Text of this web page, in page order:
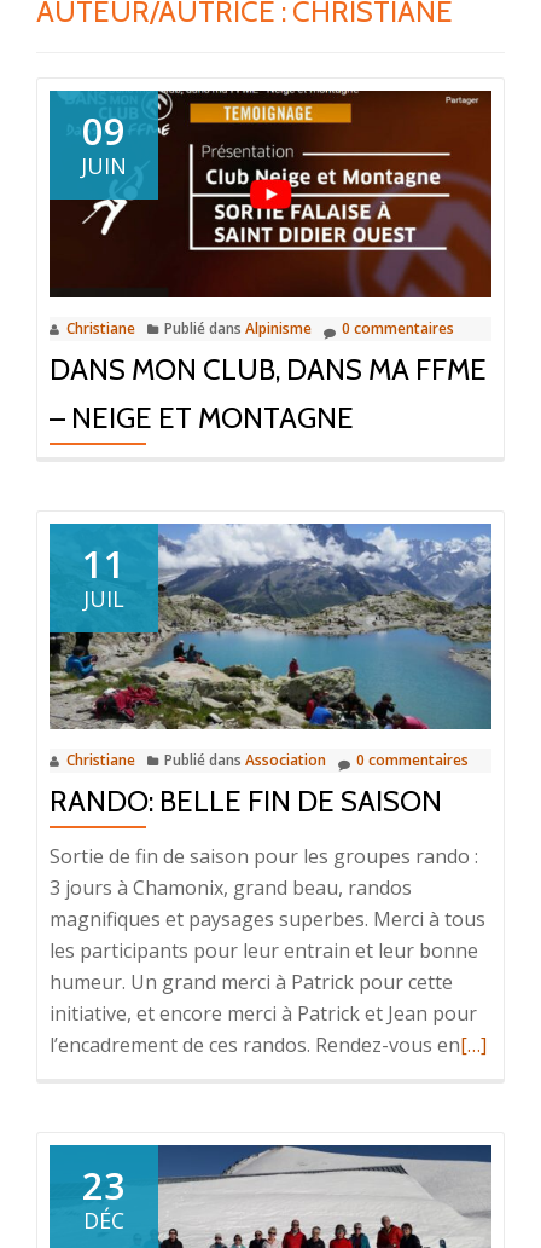
AUTEUR/AUTRICE : CHRISTIANE
09
JUIN
Christiane Publié dans Alpinisme 0 commentaires
DANS MON CLUB, DANS MA FFME
– NEIGE ET MONTAGNE
11
JUIL
Christiane Publié dans Association 0 commentaires
RANDO: BELLE FIN DE SAISON
Sortie de fin de saison pour les groupes rando :
3 jours à Chamonix, grand beau, randos
magnifiques et paysages superbes. Merci à tous
les participants pour leur entrain et leur bonne
humeur. Un grand merci à Patrick pour cette
initiative, et encore merci à Patrick et Jean pour
l’encadrement de ces randos. Rendez-vous enEn
belle
de
[…]
23
DÉC